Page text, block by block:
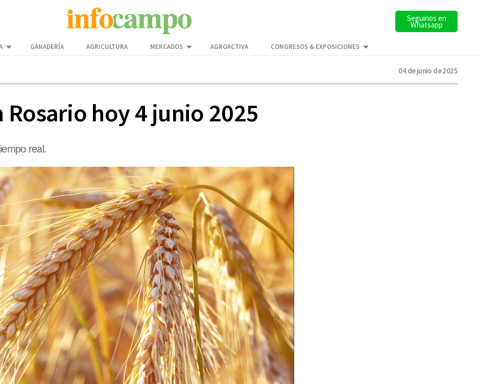
Seguinos en
Whatsapp
GANADERÍA AGRICULTURA MERCADOS AGROACTIVA CONGRESOS & EXPOSICIONES
04 de junio de 2025
hoy 4 junio 2025
real.